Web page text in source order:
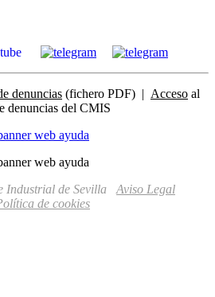
denuncias (fichero PDF) | Acceso al
denuncias del CMIS
Industrial de Sevilla Aviso Legal
de cookies